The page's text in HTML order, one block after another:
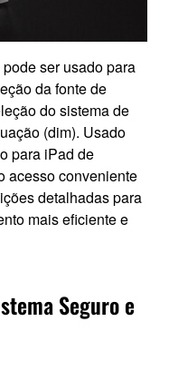
ser usado para
da fonte de
do sistema de
(dim). Usado
para iPad de
acesso conveniente
detalhadas para
mais eficiente e
Seguro e